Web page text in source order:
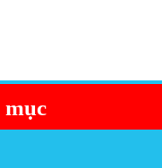
mục